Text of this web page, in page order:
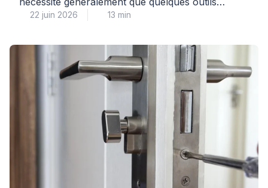
basiques et une méthode claire, à condition
Cette opération accessible permet souvent de
résoudre un dysfonctionnement mineur ou de
remplacer un élément défectueux, tout en
sachant reconnaître les situations où l’intervention
d’un professionnel qualifié garantira un […]
22 juin 2026 13 min